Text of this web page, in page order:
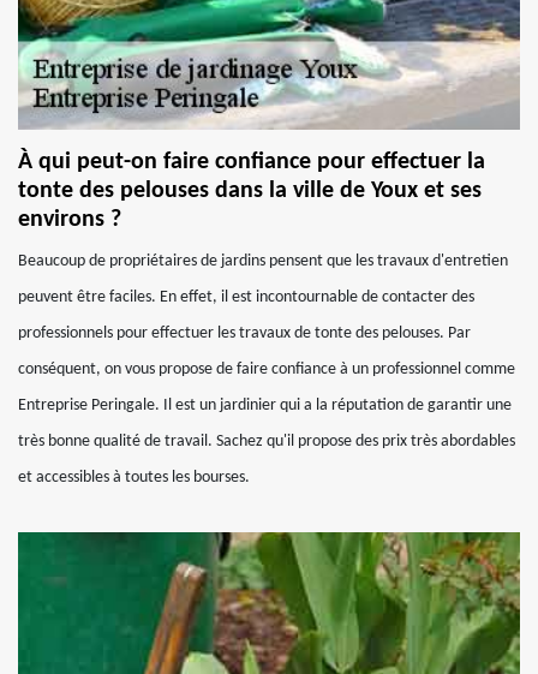
À qui peut-on faire confiance pour effectuer la
tonte des pelouses dans la ville de Youx et ses
environs ?
Beaucoup de propriétaires de jardins pensent que les travaux d'entretien
peuvent être faciles. En effet, il est incontournable de contacter des
professionnels pour effectuer les travaux de tonte des pelouses. Par
conséquent, on vous propose de faire confiance à un professionnel comme
Entreprise Peringale. Il est un jardinier qui a la réputation de garantir une
très bonne qualité de travail. Sachez qu'il propose des prix très abordables
et accessibles à toutes les bourses.